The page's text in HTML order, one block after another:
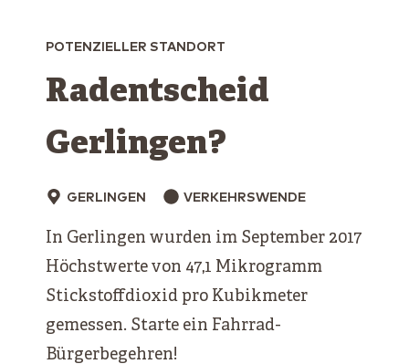
POTENZIELLER STANDORT
Radentscheid
Gerlingen?
GERLINGEN VERKEHRSWENDE
In Gerlingen wurden im September 2017
Höchstwerte von 47,1 Mikrogramm
Stickstoffdioxid pro Kubikmeter
gemessen. Starte ein Fahrrad-
Bürgerbegehren!